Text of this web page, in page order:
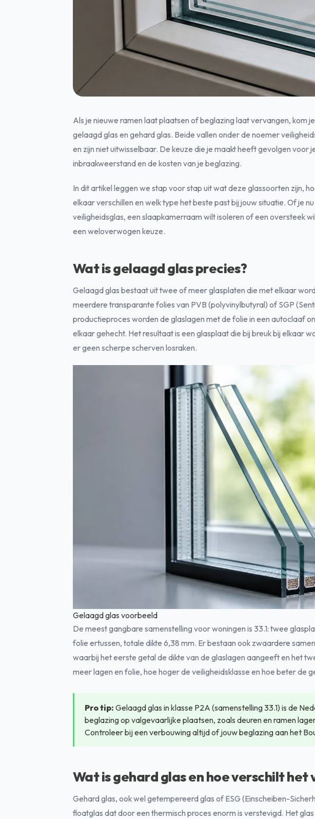
Als je nieuwe ramen laat plaatsen of beglazing laat vervangen, kom
gelaagd glas en gehard glas. Beide vallen onder de noemer
en zijn niet uitwisselbaar. De keuze die je maakt heeft gevolgen voor
inbraakweerstand en de kosten van je beglazing.
In dit artikel leggen we stap voor stap uit wat deze glassoorten zijn,
elkaar verschillen en welk type het beste past bij jouw situatie. Of je
veiligheidsglas, een slaapkamerraam wilt isoleren of een oversteek
een weloverwogen keuze.
Wat is gelaagd glas precies?
Gelaagd glas bestaat uit twee of meer glasplaten die met elkaar
meerdere transparante folies van PVB (polyvinylbutyral) of SGP
productieproces worden de glaslagen met de folie in een autoclaaf
elkaar gehecht. Het resultaat is een glasplaat die bij breuk bij elkaar
er geen scherpe scherven losraken.
Gelaagd glas voorbeeld
De meest gangbare samenstelling voor woningen is 33.1: twee
folie ertussen, totale dikte 6,38 mm. Er bestaan ook zwaardere
waarbij het eerste getal de dikte van de glaslagen aangeeft en het
meer lagen en folie, hoe hoger de veiligheidsklasse en hoe beter de
Pro tip: Gelaagd glas in klasse P2A (samenstelling 33.1) is de
beglazing op valgevaarlijke plaatsen, zoals deuren en ramen
Controleer bij een verbouwing altijd of jouw beglazing aan het
Wat is gehard glas en hoe verschilt het
Gehard glas, ook wel getempereerd glas of ESG (Einscheiben-
floatglas dat door een thermisch proces enorm is verstevigd. Het